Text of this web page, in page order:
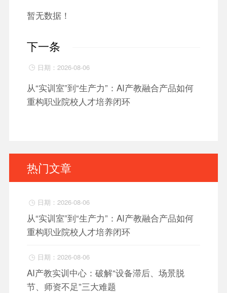
暂无数据！
下一条
 日期：2026-08-06
从“实训室”到“生产力”：AI产教融合产品如何
重构职业院校人才培养闭环
热门文章
 日期：2026-08-06
从“实训室”到“生产力”：AI产教融合产品如何
重构职业院校人才培养闭环
 日期：2026-08-06
AI产教实训中心：破解“设备滞后、场景脱
节、师资不足”三大难题